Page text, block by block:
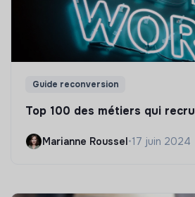
Guide reconversion
Top 100 des métiers qui
Marianne Roussel•17 juin 2024